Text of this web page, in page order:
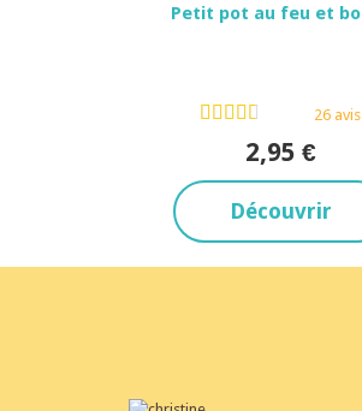
Petit pot au feu et
26 avis
2,95 €
Découvrir